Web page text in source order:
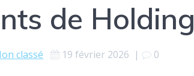
de Holding
classé 19 février 2026 | 0